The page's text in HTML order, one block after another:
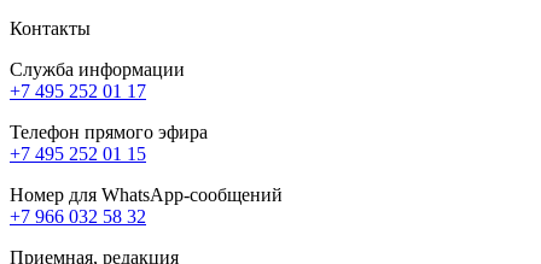
Контакты
Служба информации
+7 495 252 01 17
Телефон прямого эфира
+7 495 252 01 15
Номер для WhatsApp-сообщений
+7 966 032 58 32
Приемная, редакция